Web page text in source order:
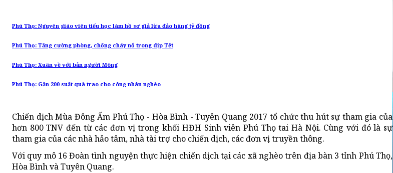
Phú Thọ: Nguyên giáo viên tiểu học làm hồ sơ giả lừa đảo hàng tỷ đồng
Phú Thọ: Tăng cường phòng, chống cháy nổ trong dịp Tết
Phú Thọ: Xuân về với bản người Mông
Phú Thọ: Gần 200 suất quà trao cho công nhân nghèo
Chiến dịch Mùa Đông Ấm Phú Thọ - Hòa Bình - Tuyên Quang 2017 tổ chức thu hút sự tham gia của
hơn 800 TNV đến từ các đơn vị trong khối HĐH Sinh viên Phú Thọ tai Hà Nội. Cùng với đó là sự
tham gia của các nhà hảo tâm, nhà tài trợ cho chiến dịch, các đơn vị truyền thông.
Với quy mô 16 Đoàn tình nguyện thực hiện chiến dịch tại các xã nghèo trên địa bàn 3 tỉnh Phú Thọ,
Hòa Bình và Tuyên Quang.